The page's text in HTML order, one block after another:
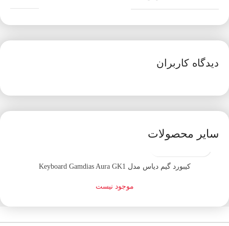
دیدگاه کاربران
سایر محصولات
اتمام موجودیکیبورد گیم دیاس مدل Keyboard Gamdias Aura GK1
موجود نیست